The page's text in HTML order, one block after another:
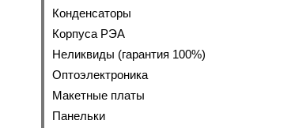
Конденсаторы
Корпуса РЭА
Неликвиды (гарантия 100%)
Оптоэлектроника
Макетные платы
Панельки